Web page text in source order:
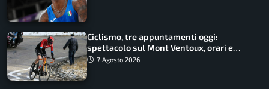
Ciclismo, tre appuntamenti oggi:
spettacolo sul Mont Ventoux, orari e
come vederli
7 Agosto 2026